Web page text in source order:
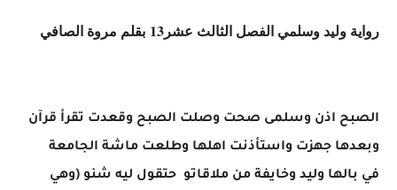
رواية وليد وسلمي الفصل الثالث عشر13 بقلم مروة الصافي
الصبح اذن وسلمى صحت وصلت الصبح وقعدت تقرأ قرآن
وبعدها جهزت واستأذنت اهلها وطلعت ماشة الجامعة
في بالها وليد وخايفة من ملاقاتو حتقول ليه شنو (وهي